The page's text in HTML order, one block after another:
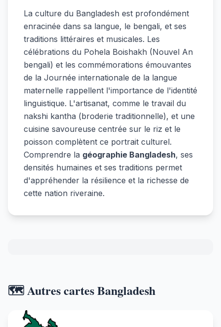
La culture du Bangladesh est profondément
enracinée dans sa langue, le bengali, et ses
traditions littéraires et musicales. Les
célébrations du Pohela Boishakh (Nouvel An
bengali) et les commémorations émouvantes
de la Journée internationale de la langue
maternelle rappellent l'importance de l'identité
linguistique. L'artisanat, comme le travail du
nakshi kantha (broderie traditionnelle), et une
cuisine savoureuse centrée sur le riz et le
poisson complètent ce portrait culturel.
Comprendre la géographie Bangladesh, ses
densités humaines et ses traditions permet
d'appréhender la résilience et la richesse de
cette nation riveraine.
🗺️ Autres cartes Bangladesh